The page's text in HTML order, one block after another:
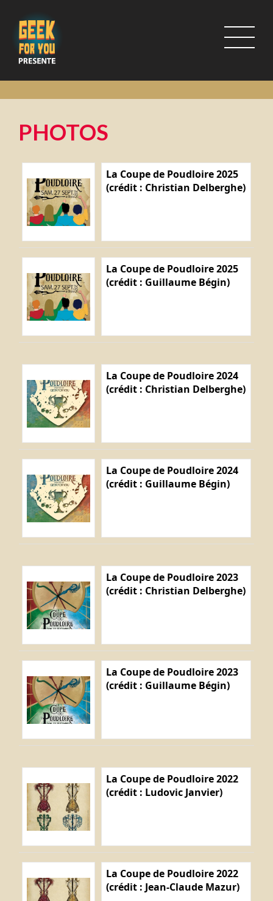
PHOTOS
La Coupe de Poudloire 2025
(crédit : Christian Delberghe)
La Coupe de Poudloire 2025
(crédit : Guillaume Bégin)
La Coupe de Poudloire 2024
(crédit : Christian Delberghe)
La Coupe de Poudloire 2024
(crédit : Guillaume Bégin)
La Coupe de Poudloire 2023
(crédit : Christian Delberghe)
La Coupe de Poudloire 2023
(crédit : Guillaume Bégin)
La Coupe de Poudloire 2022
(crédit : Ludovic Janvier)
La Coupe de Poudloire 2022
(crédit : Jean-Claude Mazur)